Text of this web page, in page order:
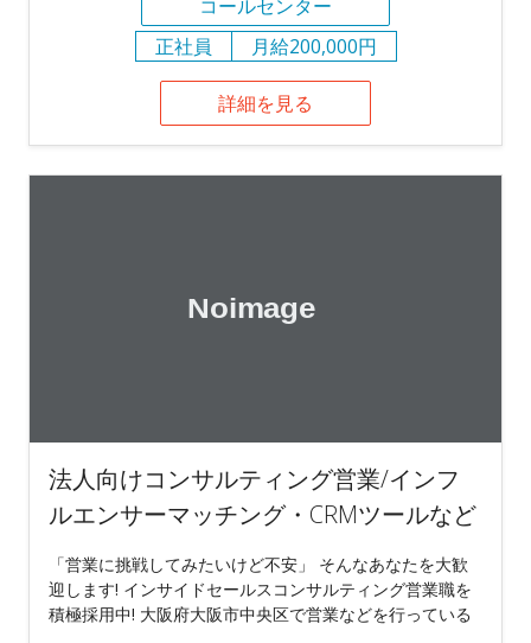
コールセンター
正社員
月給200,000円
詳細を見る
法人向けコンサルティング営業/インフ
ルエンサーマッチング・CRMツールなど
「営業に挑戦してみたいけど不安」 そんなあなたを大歓
迎します! インサイドセールスコンサルティング営業職を
積極採用中! 大阪府大阪市中央区で営業などを行っている